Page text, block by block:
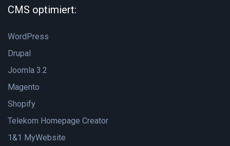
CMS optimiert:
WordPress
Drupal
Joomla 3.2
Magento
Shopify
Telekom Homepage Creator
1&1 MyWebsite